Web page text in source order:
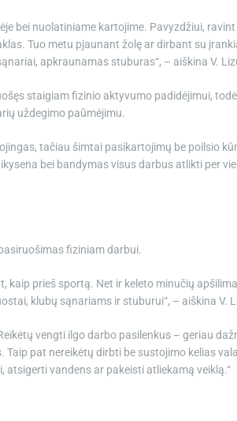
bei nuolatiniame kartojime. Pavyzdžiui,
Tuo metu pjaunant žolę ar dirbant su
apkraunamas stuburas“, – aiškina V.
staigiam fizinio aktyvumo padidėjimui,
uždegimo paūmėjimu.
tačiau šimtai pasikartojimų be poilsio
bei bandymas visus darbus atlikti per
fiziniam darbui.
kaip prieš sportą. Net ir keleto minučių
klubų sąnariams ir stuburui“, – aiškina V.
vengti ilgo darbo pasilenkus – geriau
pat nereikėtų dirbti be sustojimo kelias
vandens ar pakeisti atliekamą veiklą.“